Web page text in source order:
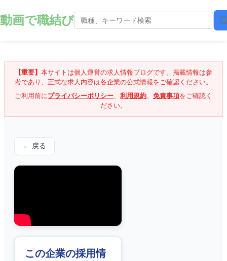
動画で職結び
【重要】 本サイトは個人運営の求人情報ブログです。掲載情報は参
考であり、正式な求人内容は各企業の公式情報をご確認ください。
ご利用前にプライバシーポリシー、 利用規約、 免責事項をご確認く
ださい。
← 戻る
この企業の採用情